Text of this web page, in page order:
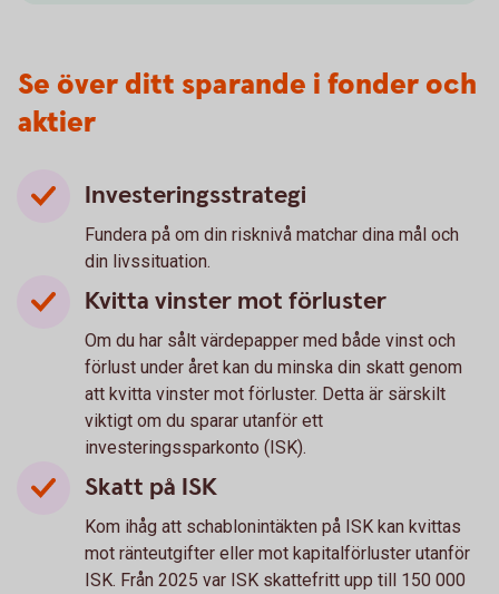
Se över ditt sparande i fonder och
aktier
Investeringsstrategi
Fundera på om din risknivå matchar dina mål och
din livssituation.
Kvitta vinster mot förluster
Om du har sålt värdepapper med både vinst och
förlust under året kan du minska din skatt genom
att kvitta vinster mot förluster. Detta är särskilt
viktigt om du sparar utanför ett
investeringssparkonto (ISK).
Skatt på ISK
Kom ihåg att schablonintäkten på ISK kan kvittas
mot ränteutgifter eller mot kapitalförluster utanför
ISK. Från 2025 var ISK skattefritt upp till 150 000